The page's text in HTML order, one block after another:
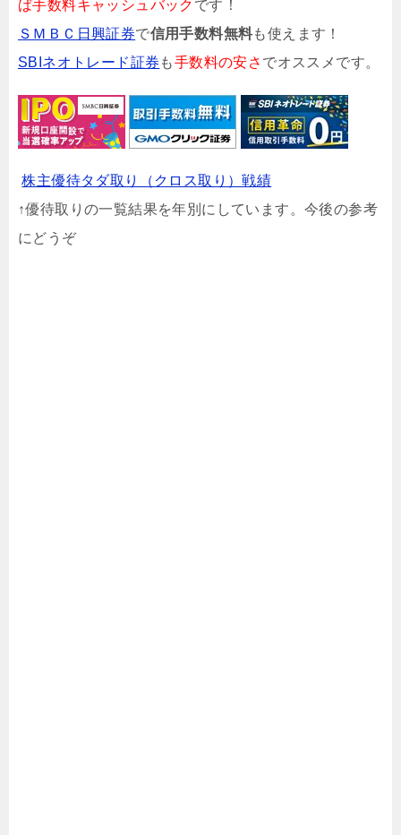
ば手数料キャッシュバック です！
ＳＭＢＣ日興証券で信用手数料無料も使えます！
SBIネオトレード証券 も手数料の安さ でオススメです。
株主優待タダ取り（クロス取り）戦績
↑優待取りの一覧結果を年別にしています。今後の参考
にどうぞ